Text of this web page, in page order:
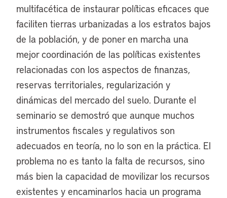
multifacética de instaurar políticas eficaces que
faciliten tierras urbanizadas a los estratos bajos
de la población, y de poner en marcha una
mejor coordinación de las políticas existentes
relacionadas con los aspectos de finanzas,
reservas territoriales, regularización y
dinámicas del mercado del suelo. Durante el
seminario se demostró que aunque muchos
instrumentos fiscales y regulativos son
adecuados en teoría, no lo son en la práctica. El
problema no es tanto la falta de recursos, sino
más bien la capacidad de movilizar los recursos
existentes y encaminarlos hacia un programa